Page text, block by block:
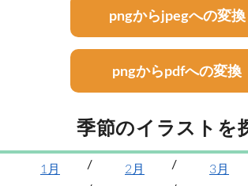
pngからjpegへの変換
pngからpdfへの変換
季節のイラストを
1月 2月 3月